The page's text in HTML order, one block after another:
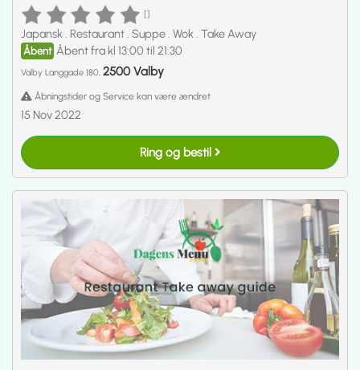
[]
Japansk. Restaurant. Suppe. Wok. Take Away
Åbent Åbent fra kl 13:00 til 21:30
Valby Langgade 180, 2500 Valby
Åbningstider og Service kan være ændret
15 Nov 2022
Ring og bestil